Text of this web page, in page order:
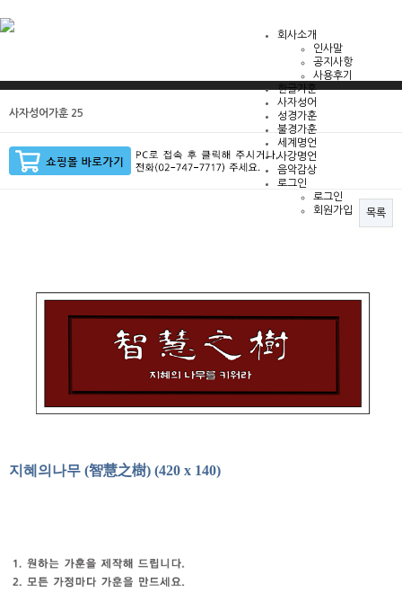
회사소개
인사말
공지사항
사용후기
한글가훈
사자성어
성경가훈
불경가훈
세계명언
사강명언
음악감상
로그인
로그인
회원가입
사자성어가훈 25
목록
지혜의나무 (智慧之樹) (420 x 140)